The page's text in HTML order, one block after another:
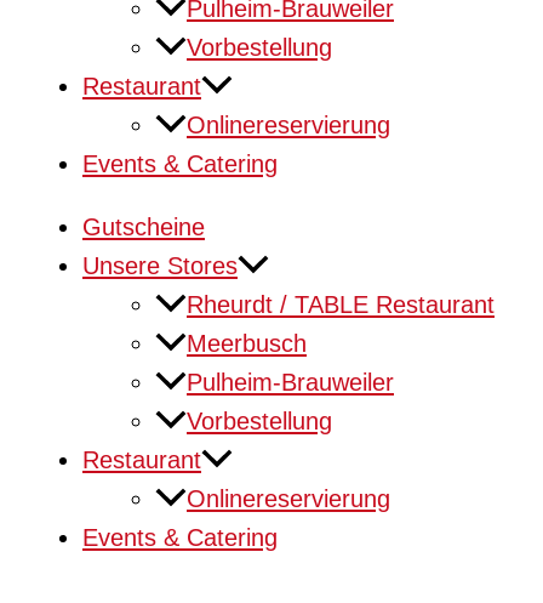
Pulheim-Brauweiler
Vorbestellung
Restaurant
Onlinereservierung
Events & Catering
Gutscheine
Unsere Stores
Rheurdt / TABLE Restaurant
Meerbusch
Pulheim-Brauweiler
Vorbestellung
Restaurant
Onlinereservierung
Events & Catering